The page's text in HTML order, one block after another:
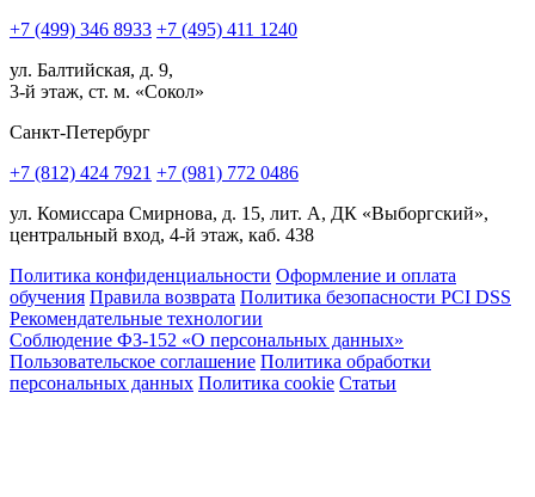
+7 (499) 346 8933 +7 (495) 411 1240
ул. Балтийская, д. 9,
3-й этаж, ст. м. «Сокол»
Санкт-Петербург
+7 (812) 424 7921 +7 (981) 772 0486
ул. Комиссара Смирнова, д. 15, лит. А, ДК «Выборгский»,
центральный вход, 4-й этаж, каб. 438
Политика конфиденциальности Оформление и оплата
обучения Правила возврата Политика безопасности PCI DSS
Рекомендательные технологии
Соблюдение ФЗ-152 «О персональ­ных данных»
Пользовательское соглашение Политика обработки
персональных данных Политика cookie Статьи